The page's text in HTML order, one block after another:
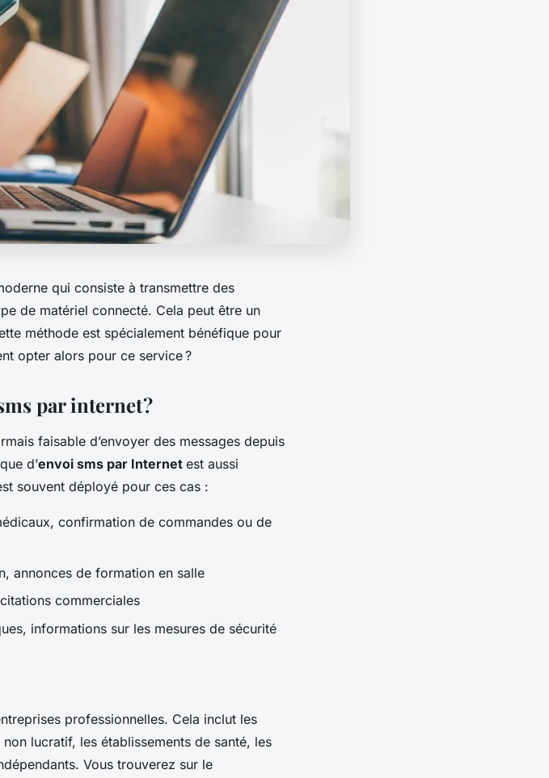
qui consiste à transmettre des
de matériel connecté. Cela peut être un
méthode est spécialement bénéfique pour
opter alors pour ce service ?
par internet ?
faisable d’envoyer des messages depuis
d’envoi sms par Internet est aussi
souvent déployé pour ces cas :
confirmation de commandes ou de
annonces de formation en salle
commerciales
informations sur les mesures de sécurité
professionnelles. Cela inclut les
lucratif, les établissements de santé, les
Vous trouverez sur le